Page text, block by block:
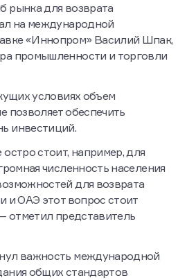
рынка для возврата
на международной
«Иннопром» Василий Шпак,
промышленности и торговли
условиях объем
позволяет обеспечить
инвестиций.
стоит, например, для
численность населения
для возврата
и ОАЭ этот вопрос стоит
отметил представитель
важность международной
общих стандартов